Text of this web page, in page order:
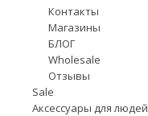
Контакты
Магазины
БЛОГ
Wholesale
Отзывы
Sale
Аксессуары для людей